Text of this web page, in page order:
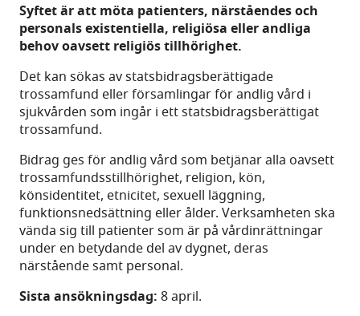
Syftet är att möta patienters, närståendes och
personals existentiella, religiösa eller andliga
behov oavsett religiös tillhörighet.
Det kan sökas av statsbidragsberättigade
trossamfund eller församlingar för andlig vård i
sjukvården som ingår i ett statsbidragsberättigat
trossamfund.
Bidrag ges för andlig vård som betjänar alla oavsett
trossamfundsstillhörighet, religion, kön,
könsidentitet, etnicitet, sexuell läggning,
funktionsnedsättning eller ålder. Verksamheten ska
vända sig till patienter som är på vårdinrättningar
under en betydande del av dygnet, deras
närstående samt personal.
Sista ansökningsdag: 8 april.